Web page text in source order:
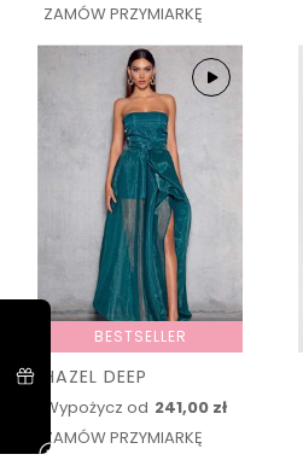
ZAMÓW PRZYMIARKĘ
BESTSELLER
HAZEL DEEP
Wypożycz od 241,00 zł
ZAMÓW PRZYMIARKĘ